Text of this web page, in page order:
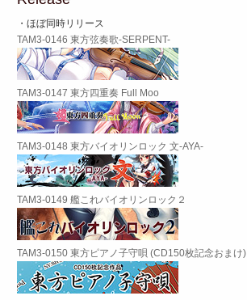
・ほぼ同時リリース
TAM3-0146 東方弦奏歌-SERPENT-
TAM3-0147 東方四重奏 Full Moo
TAM3-0148 東方バイオリンロック 文-AYA-
TAM3-0149 艦これバイオリンロック２
TAM3-0150 東方ピアノ子守唄 (CD150枚記念おまけ)